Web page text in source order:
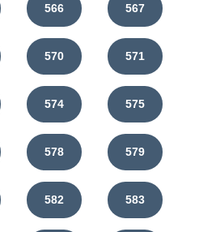
566 567
570 571
574 575
578 579
582 583